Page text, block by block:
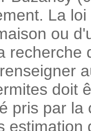
La
ou
recherche
doit
pris par la